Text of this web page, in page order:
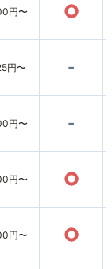
円〜 ○
円〜 -
円〜 -
円〜 ○
円〜 ○